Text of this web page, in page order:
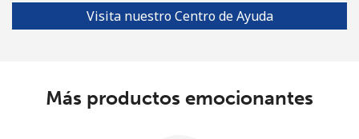
Visita nuestro Centro de Ayuda
Más productos emocionantes